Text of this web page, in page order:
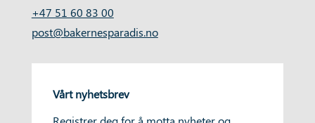
+47 51 60 83 00
post@bakernesparadis.no
Vårt nyhetsbrev